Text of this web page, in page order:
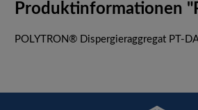
Produktinformationen
POLYTRON® Dispergieraggregat PT-